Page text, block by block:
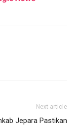
Next article
Jepara Pastikan